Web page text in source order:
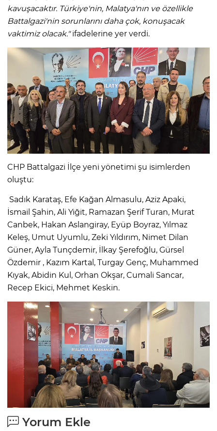
kavuşacaktır. Türkiye'nin, Malatya'nın ve özellikle
Battalgazi'nin sorunlarını daha çok, konuşacak
vaktimiz olacak."ifadelerine yer verdi.
CHP Battalgazi İlçe yeni yönetimi şu isimlerden
oluştu:
Sadık Karataş, Efe Kağan Almasulu, Aziz Apaki,
İsmail Şahin, Ali Yiğit, Ramazan Şerif Turan, Murat
Canbek, Hakan Aslangiray, Eyüp Boyraz, Yılmaz
Keleş, Umut Uyumlu, Zeki Yıldırım, Nimet Dilan
Güner, Ayla Tunçdemir, İlkay Şerefoğlu, Gürsel
Özdemir , Kazım Kartal, Turgay Genç, Muhammed
Kıyak, Abidin Kul, Orhan Okşar, Cumali Sancar,
Recep Ekici, Mehmet Keskin.
Yorum Ekle